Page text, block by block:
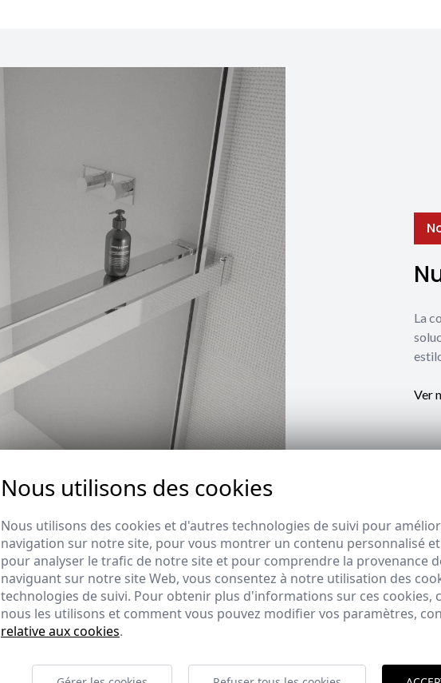
La
Ver
Nous utilisons des cookies
Nous utilisons des cookies et d'autres technologies de suivi pour
navigation sur notre site, pour vous montrer un contenu personnalisé
pour analyser le trafic de notre site et pour comprendre la provenance
naviguant sur notre site Web, vous consentez à notre utilisation des
technologies de suivi. Pour obtenir plus d'informations sur ces cookies,
nous les utilisons et comment vous pouvez modifier vos paramètres,
relative aux cookies.